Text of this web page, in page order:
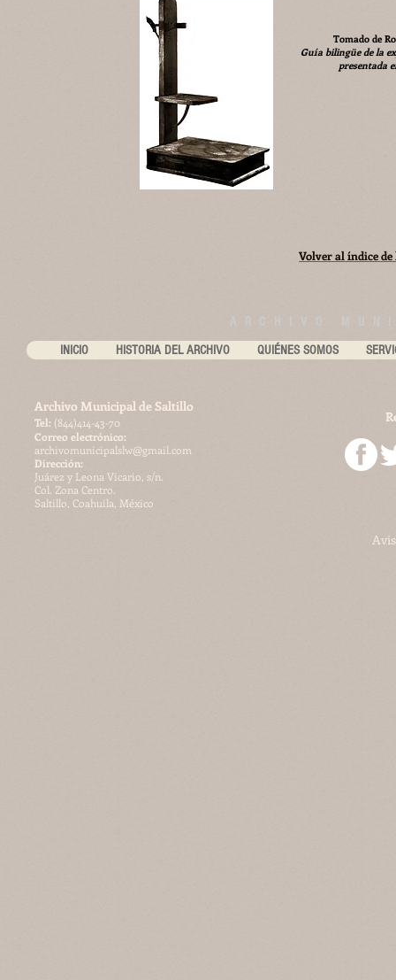
Tomado de
Guía bilingüe de la
presentada
Volver al índice
ARCHIVO
INICIO HISTORIA DEL ARCHIVO QUIÉNES SOMOS
Archivo Municipal de Saltillo
​Tel: (844)414-43-70
Correo electrónico:
archivomunicipalslw@gmail.com
Dirección:
Juárez y Leona Vicario, s/n.
Col. Zona Centro.
Saltillo, Coahuila, México